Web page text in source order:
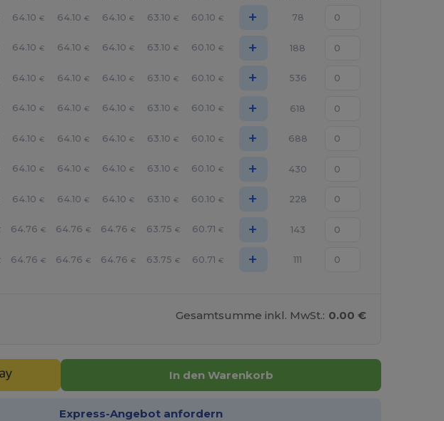
64.10 € 64.10 € 64.10 € 63.10 € 60.10 € + 78
64.10 € 64.10 € 64.10 € 63.10 € 60.10 € + 188
64.10 € 64.10 € 64.10 € 63.10 € 60.10 € + 536
64.10 € 64.10 € 64.10 € 63.10 € 60.10 € + 618
64.10 € 64.10 € 64.10 € 63.10 € 60.10 € + 688
64.10 € 64.10 € 64.10 € 63.10 € 60.10 € + 430
64.10 € 64.10 € 64.10 € 63.10 € 60.10 € + 228
64.76 € 64.76 € 64.76 € 63.75 € 60.71 € + 143
64.76 € 64.76 € 64.76 € 63.75 € 60.71 € + 111
Gesamtsumme inkl. MwSt.: 0.00 €
In den Warenkorb
Express-Angebot anfordern